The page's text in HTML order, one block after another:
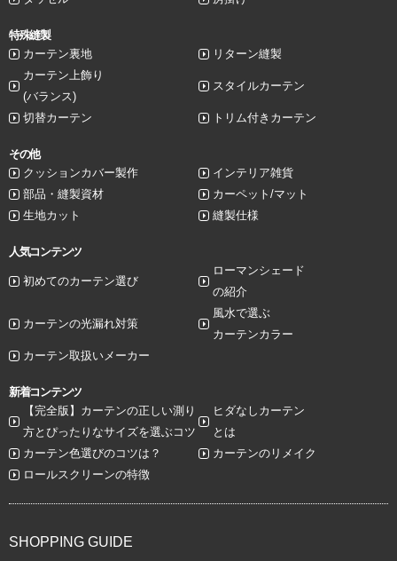
特殊縫製
カーテン裏地
リターン縫製
カーテン上飾り
(バランス)
スタイルカーテン
切替カーテン トリム付きカーテン
その他
クッションカバー製作
インテリア雑貨
部品・縫製資材
カーペット/マット
生地カット
縫製仕様
人気コンテンツ
初めてのカーテン選び
ローマンシェード
の紹介
カーテンの光漏れ対策
風水で選ぶ
カーテンカラー
カーテン取扱いメーカー
新着コンテンツ
【完全版】カーテンの正しい測り
方とぴったりなサイズを選ぶコツ
ヒダなしカーテン
とは
カーテン色選びのコツは？
カーテンのリメイク
ロールスクリーンの特徴
SHOPPING GUIDE